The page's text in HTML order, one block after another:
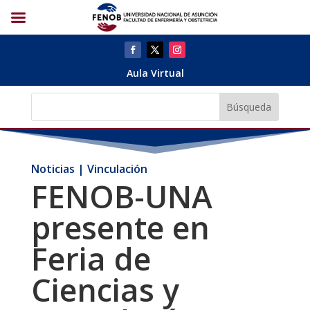
Aula Virtual
Noticias | Vinculación
FENOB-UNA
presente en
Feria de
Ciencias y